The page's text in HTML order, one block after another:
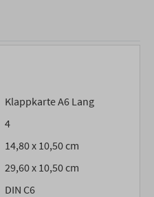
Klappkarte A6 Lang
4
14,80 x 10,50 cm
29,60 x 10,50 cm
DIN C6